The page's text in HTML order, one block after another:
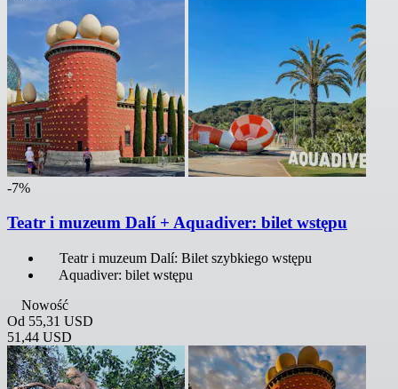
-7%
Teatr i muzeum Dalí + Aquadiver: bilet wstępu
Teatr i muzeum Dalí: Bilet szybkiego wstępu
Aquadiver: bilet wstępu
Nowość
Od 55,31 USD
51,44 USD